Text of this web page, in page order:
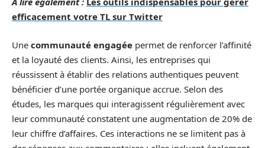
efficacement votre TL sur Twitter
Une communauté engagée permet de renforcer l’affinité
et la loyauté des clients. Ainsi, les entreprises qui
réussissent à établir des relations authentiques peuvent
bénéficier d’une portée organique accrue. Selon des
études, les marques qui interagissent régulièrement avec
leur communauté constatent une augmentation de 20% de
leur chiffre d’affaires. Ces interactions ne se limitent pas à